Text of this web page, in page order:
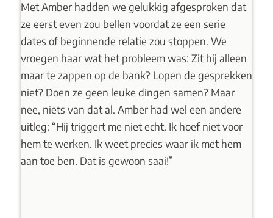
Met Amber hadden we gelukkig afgesproken dat
ze eerst even zou bellen voordat ze een serie
dates of beginnende relatie zou stoppen. We
vroegen haar wat het probleem was: Zit hij alleen
maar te zappen op de bank? Lopen de gesprekken
niet? Doen ze geen leuke dingen samen? Maar
nee, niets van dat al. Amber had wel een andere
uitleg: “Hij triggert me niet echt. Ik hoef niet voor
hem te werken. Ik weet precies waar ik met hem
aan toe ben. Dat is gewoon saai!”